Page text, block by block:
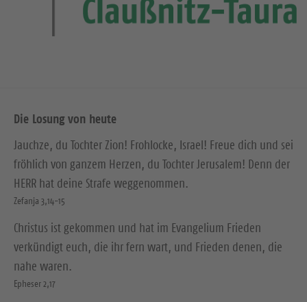
Die Losung von heute
Jauchze, du Tochter Zion! Frohlocke, Israel! Freue dich und sei
fröhlich von ganzem Herzen, du Tochter Jerusalem! Denn der
HERR hat deine Strafe weggenommen.
Zefanja 3,14-15
Christus ist gekommen und hat im Evangelium Frieden
verkündigt euch, die ihr fern wart, und Frieden denen, die
nahe waren.
Epheser 2,17